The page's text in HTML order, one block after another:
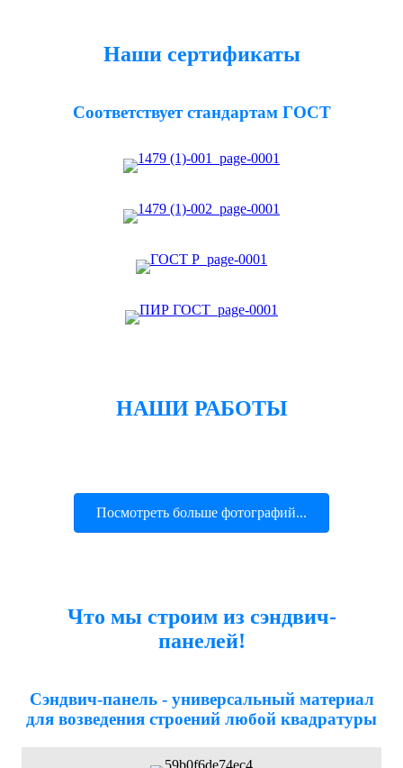
Наши сертификаты
Соответствует стандартам ГОСТ
НАШИ РАБОТЫ
Посмотреть больше фотографий...
Что мы строим из сэндвич-
панелей!
Сэндвич-панель - универсальный материал
для возведения строений любой квадратуры